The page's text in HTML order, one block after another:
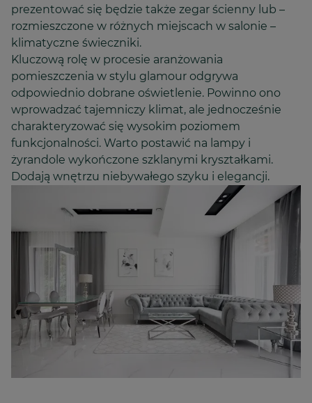
prezentować się będzie także zegar ścienny lub –
rozmieszczone w różnych miejscach w salonie –
klimatyczne świeczniki.
Kluczową rolę w procesie aranżowania
pomieszczenia w stylu glamour odgrywa
odpowiednio dobrane oświetlenie. Powinno ono
wprowadzać tajemniczy klimat, ale jednocześnie
charakteryzować się wysokim poziomem
funkcjonalności. Warto postawić na lampy i
żyrandole wykończone szklanymi kryształkami.
Dodają wnętrzu niebywałego szyku i elegancji.